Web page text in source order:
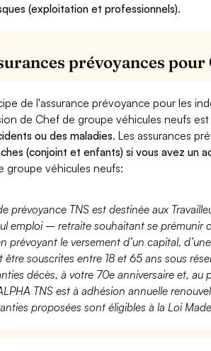
(exploitation et professionnels).
prévoyances
de l'assurance prévoyance pour les
de Chef de groupe véhicules neufs
ou des maladies. Les assurances
(conjoint et enfants) si vous avez un
groupe véhicules neufs:
prévoyance TNS est destinée aux
emploi – retraite souhaitant se prémunir
prévoyant le versement d’un capital,
être souscrites entre 18 et 65 ans sous
décès, à votre 70e anniversaire et, au
TNS est à adhésion annuelle
proposées sont éligibles à la Loi